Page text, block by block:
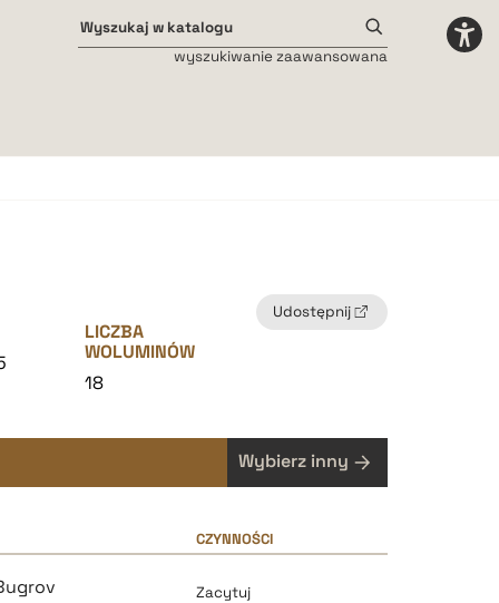
wyszukiwanie zaawansowana
Udostępnij
LICZBA
WOLUMINÓW
18
Wybierz inny
CZYNNOŚCI
Zacytuj